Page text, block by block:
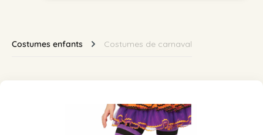
Costumes enfants Costumes de carnaval
Ignorer la galerie d'images